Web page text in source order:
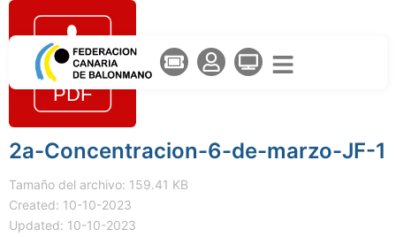
2a-Concentracion-6-de-marzo-JF-1
Tamaño del archivo: 159.41 KB
Created: 10-10-2023
Updated: 10-10-2023